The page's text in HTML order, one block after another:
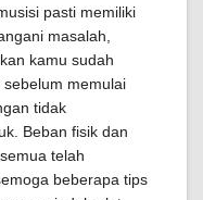
pasti memiliki
masalah,
kamu sudah
memulai
tidak
Beban fisik dan
telah
beberapa tips